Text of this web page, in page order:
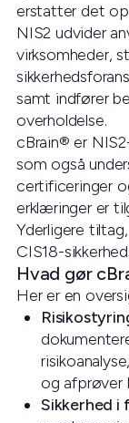
erstatter det
NIS2 udvider
virksomheder,
samt indfører
overholdelse.
cBrain® er
som også
certificeringer
erklæringer er
Yderligere
CIS18-
Hvad gør
Her er en
og afprøver
Sikkerhed i